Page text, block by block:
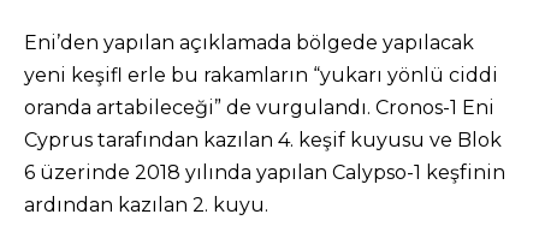
Eni’den yapılan açıklamada bölgede yapılacak
yeni keşifl erle bu rakamların “yukarı yönlü ciddi
oranda artabileceği” de vurgulandı. Cronos-1 Eni
Cyprus tarafından kazılan 4. keşif kuyusu ve Blok
6 üzerinde 2018 yılında yapılan Calypso-1 keşfinin
ardından kazılan 2. kuyu.